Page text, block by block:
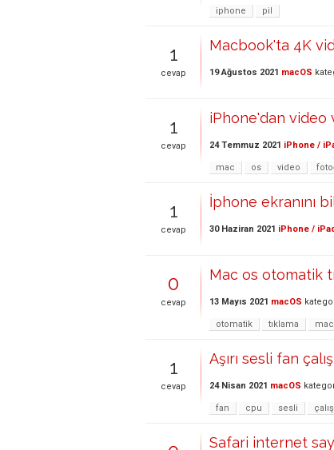
iphone pil
1
cevap
Macbook'ta 4K
19 Ağustos 2021 macOS
1
cevap
iPhone'dan video
24 Temmuz 2021 iPhone /
mac os video
1
cevap
İphone ekranını
30 Haziran 2021 iPhone / iPad
0
cevap
Mac os otomatik
13 Mayıs 2021 macOS
otomatik tıklama mac
1
cevap
Aşırı sesli fan
24 Nisan 2021 macOS
fan cpu sesli
Safari internet